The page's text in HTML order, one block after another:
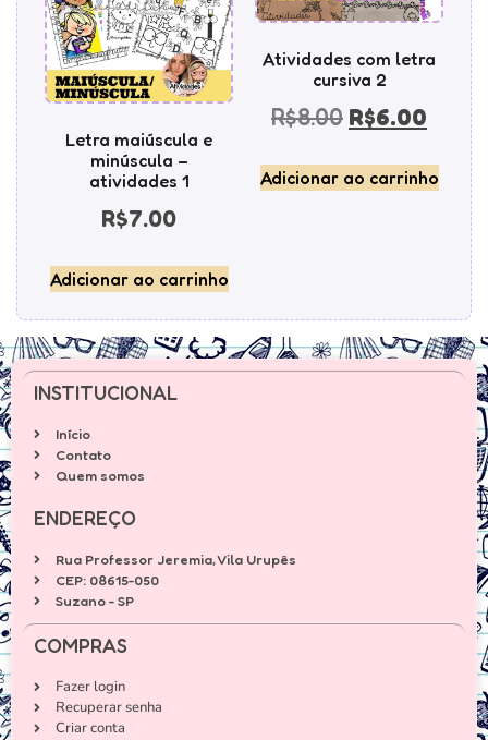
Letra maiúscula e
minúscula –
atividades 1
R$7.00
Adicionar ao carrinho
Atividades com letra
cursiva 2
R$8.00 R$6.00
Adicionar ao carrinho
INSTITUCIONAL
Início
Contato
Quem somos
ENDEREÇO
Rua Professor Jeremia, Vila Urupês
CEP: 08615-050
Suzano - SP
COMPRAS
Fazer login
Recuperar senha
Criar conta